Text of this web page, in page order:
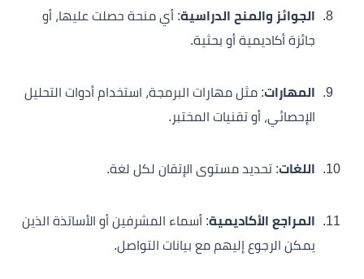
الجوائز والمنح الدراسية: أي منحة حصلت عليها، أو
جائزة أكاديمية أو بحثية.
المهارات: مثل مهارات البرمجة، استخدام أدوات التحليل
الإحصائي، أو تقنيات المختبر.
اللغات: تحديد مستوى الإتقان لكل لغة.
المراجع الأكاديمية: أسماء المشرفين أو الأساتذة الذين
يمكن الرجوع إليهم مع بيانات التواصل.